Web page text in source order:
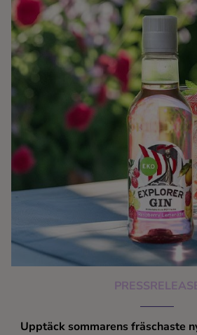
Upptäck sommarens fräschaste